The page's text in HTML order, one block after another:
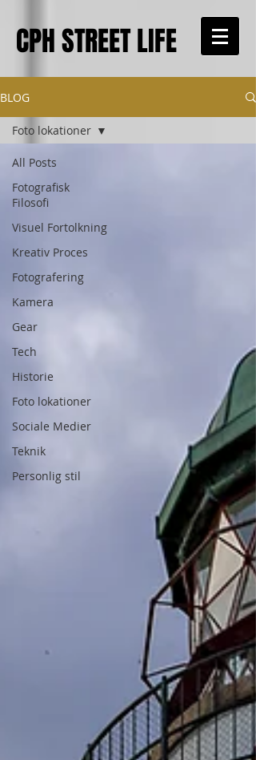
CPH STREET LIFE
BLOG
All Posts
Fotografisk
Filosofi
Visuel Fortolkning
Kreativ Proces
Fotografering
Kamera
Gear
Tech
Historie
Foto lokationer
Sociale Medier
Teknik
Personlig stil
Foto lokationer